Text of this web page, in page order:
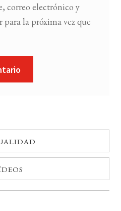
correo electrónico y
para la próxima vez que